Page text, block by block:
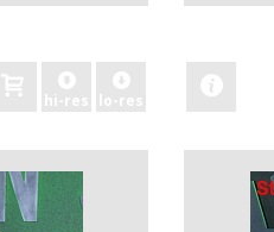
hi-res lo-res